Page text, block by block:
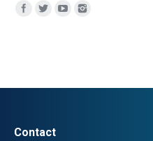
Encuéntranos en:
Contact